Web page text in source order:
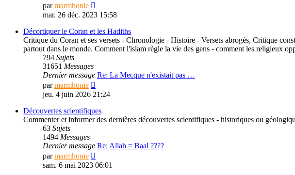
parmarmhonie
le
message
mar. 26 déc. 2023 15:58
Décortiquer le Coran et les Hadiths
Critique du Coran et ses versets - Chronologie - Histoire - Versets abrogés, Critique
partout dans le monde. Comment l'islam règle la vie des gens - comment les religieux
794 Sujets
31651 Messages
Dernier message Re: La Mecque n'existait pas …
parmarmhonie
le
message
jeu. 4 juin 2026 21:24
Découvertes scientifiques
Commenter et informer des dernières découvertes scientifiques - historiques ou
63 Sujets
1494 Messages
Dernier message Re: Allah = Baal ????
parmarmhonie
le
sam. 6 mai 2023 06:01